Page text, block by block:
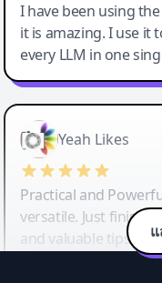
I have been using
it is amazing. I use it
every LLM in one
Yeah Likes
Practical and
versatile. Just
and valuable tips